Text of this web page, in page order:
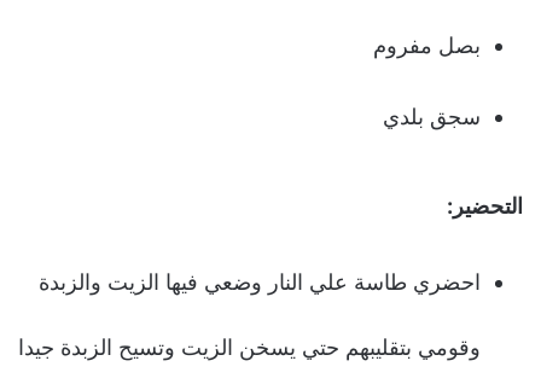
بصل مفروم
سجق بلدي
التحضير:
احضري طاسة علي النار وضعي فيها الزيت والزبدة
وقومي بتقليبهم حتي يسخن الزيت وتسيح الزبدة جيدا